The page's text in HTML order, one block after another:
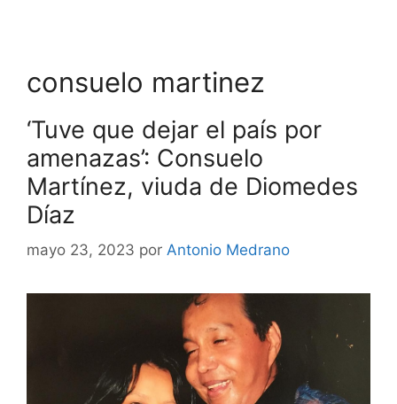
consuelo martinez
‘Tuve que dejar el país por
amenazas’: Consuelo
Martínez, viuda de Diomedes
Díaz
mayo 23, 2023 por Antonio Medrano